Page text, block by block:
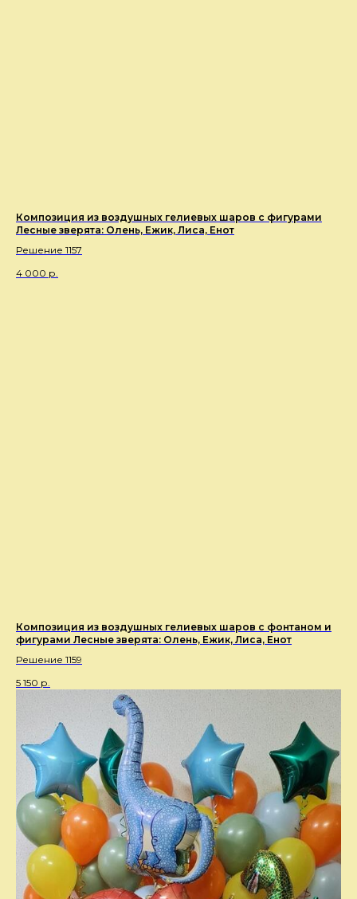
Композиция из воздушных гелиевых шаров с фигурами
Лесные зверята: Олень, Ежик, Лиса, Енот
Решение 1157
4 000 р.
Композиция из воздушных гелиевых шаров с фонтаном и
фигурами Лесные зверята: Олень, Ежик, Лиса, Енот
Решение 1159
5 150 р.